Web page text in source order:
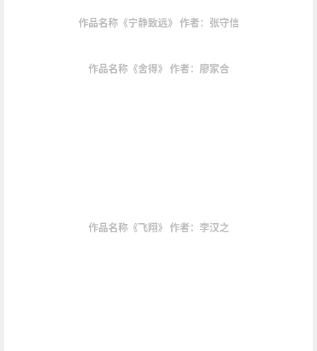
作品名称《宁静致远》 作者：张守信
作品名称《舍得》 作者：廖家合
作品名称《飞翔》 作者：李汉之